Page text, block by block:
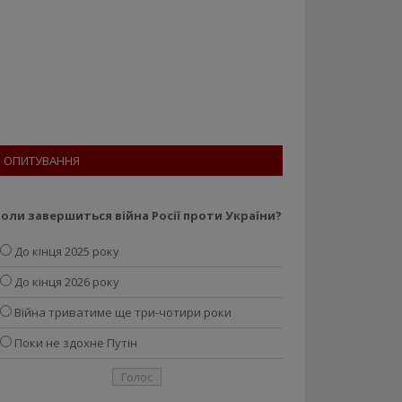
ОПИТУВАННЯ
завершиться війна Росії проти України?
До кінця 2025 року
До кінця 2026 року
Війна триватиме ще три-чотири роки
Поки не здохне Путін